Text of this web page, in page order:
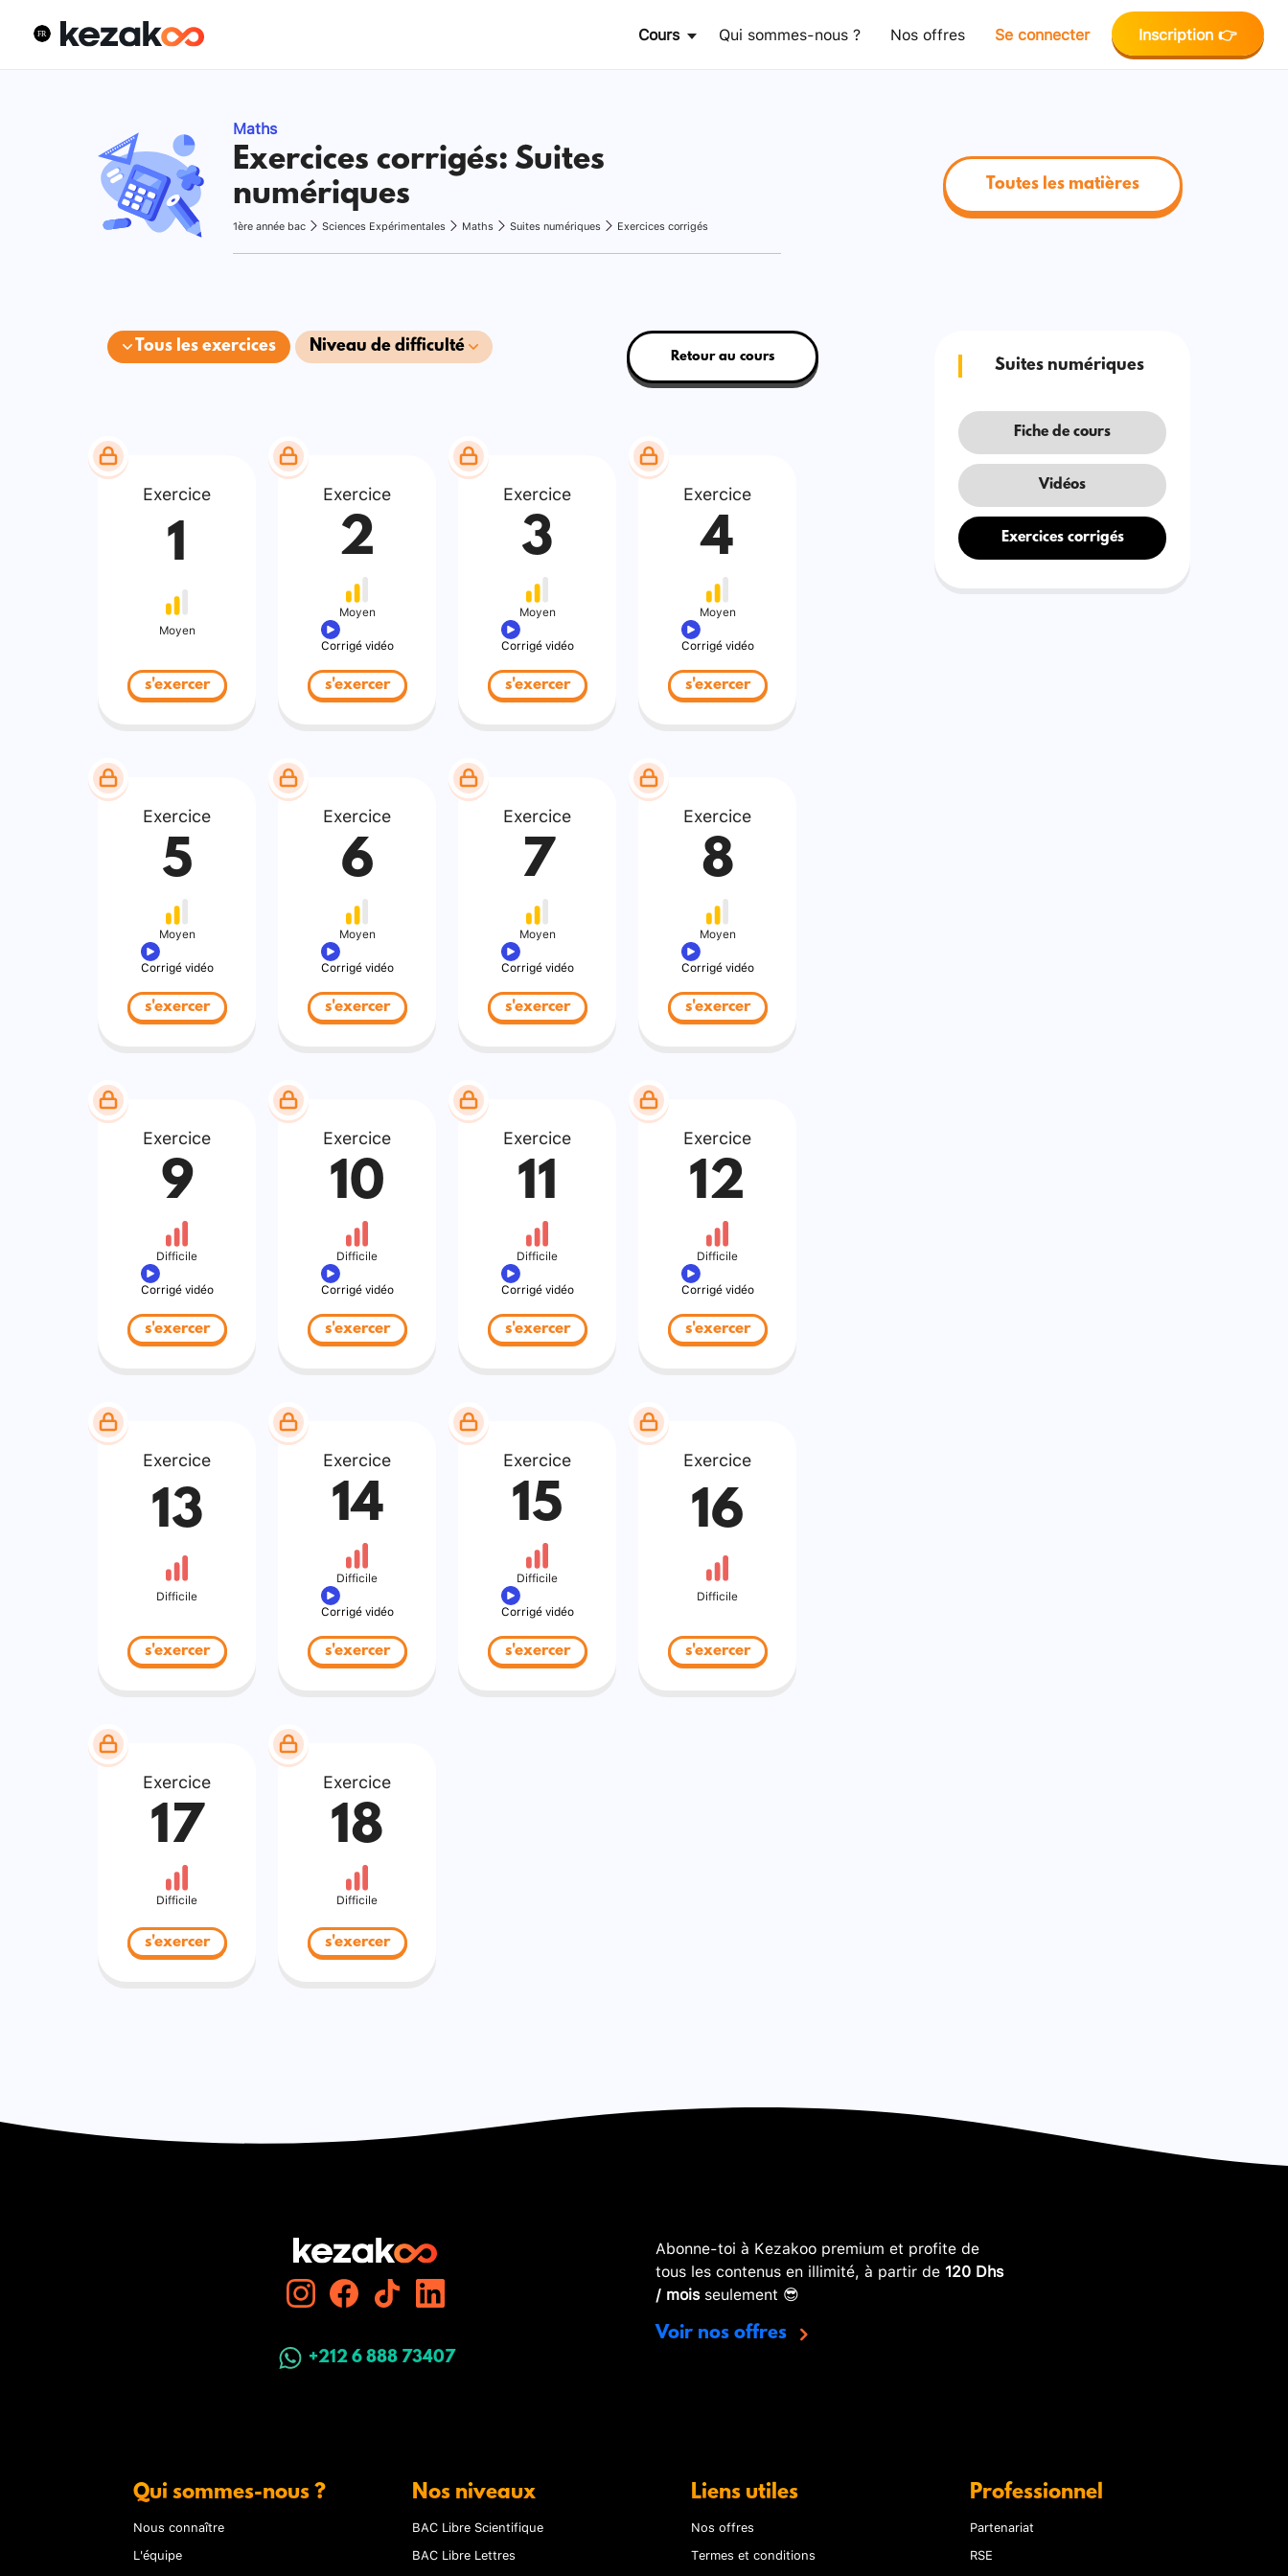
Cours Qui sommes-nous ? Nos offres Se connecter Inscription 👉
Maths
Exercices corrigés: Suites
numériques
1ère année bac Sciences Expérimentales Maths Suites numériques Exercices corrigés
Toutes les matières
Tous les exercices Niveau de difficulté
Retour au cours
Exercice
1
Moyen
s'exercer
Exercice
2
Moyen
Corrigé vidéo
s'exercer
Exercice
3
Moyen
Corrigé vidéo
s'exercer
Exercice
4
Moyen
Corrigé vidéo
s'exercer
Exercice
5
Moyen
Corrigé vidéo
s'exercer
Exercice
6
Moyen
Corrigé vidéo
s'exercer
Exercice
7
Moyen
Corrigé vidéo
s'exercer
Exercice
8
Moyen
Corrigé vidéo
s'exercer
Exercice
9
Difficile
Corrigé vidéo
s'exercer
Exercice
10
Difficile
Corrigé vidéo
s'exercer
Exercice
11
Difficile
Corrigé vidéo
s'exercer
Exercice
12
Difficile
Corrigé vidéo
s'exercer
Exercice
13
Difficile
s'exercer
Exercice
14
Difficile
Corrigé vidéo
s'exercer
Exercice
15
Difficile
Corrigé vidéo
s'exercer
Exercice
16
Difficile
s'exercer
Exercice
17
Difficile
s'exercer
Exercice
18
Difficile
s'exercer
Suites numériques
Fiche de cours
Vidéos
Exercices corrigés
+212 6 888 73407
Abonne-toi à Kezakoo premium et profite de
tous les contenus en illimité, à partir de 120 Dhs
/ moisseulement 😎
Voir nos offres
Qui sommes-nous ?
Nous connaître
L'équipe
Nos niveaux
BAC Libre Scientifique
BAC Libre Lettres
Liens utiles
Nos offres
Termes et conditions
Professionnel
Partenariat
RSE